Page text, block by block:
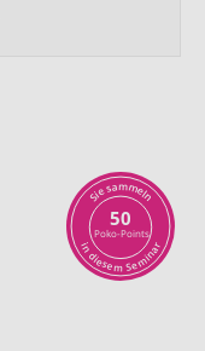
i
n
d
iesemSemi
n
a
r
S
iesammel
n
50
Poko-Points